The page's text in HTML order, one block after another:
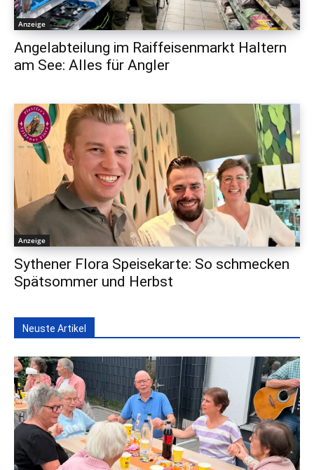
Anzeige
Angelabteilung im Raiffeisenmarkt Haltern
am See: Alles für Angler
Anzeige
Sythener Flora Speisekarte: So schmecken
Spätsommer und Herbst
Neuste Artikel